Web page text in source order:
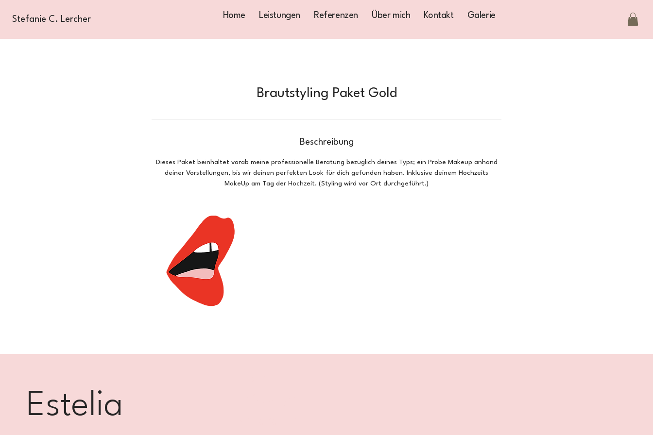
Stefanie C. Lercher Home Leistungen Referenzen Über mich Kontakt Galerie
Brautstyling Paket Gold
Beschreibung
Dieses Paket beinhaltet vorab meine professionelle Beratung bezüglich deines Typs; ein Probe Makeup anhand
deiner Vorstellungen, bis wir deinen perfekten Look für dich gefunden haben. Inklusive deinem Hochzeits
MakeUp am Tag der Hochzeit. (Styling wird vor Ort durchgeführt.)
Estelia